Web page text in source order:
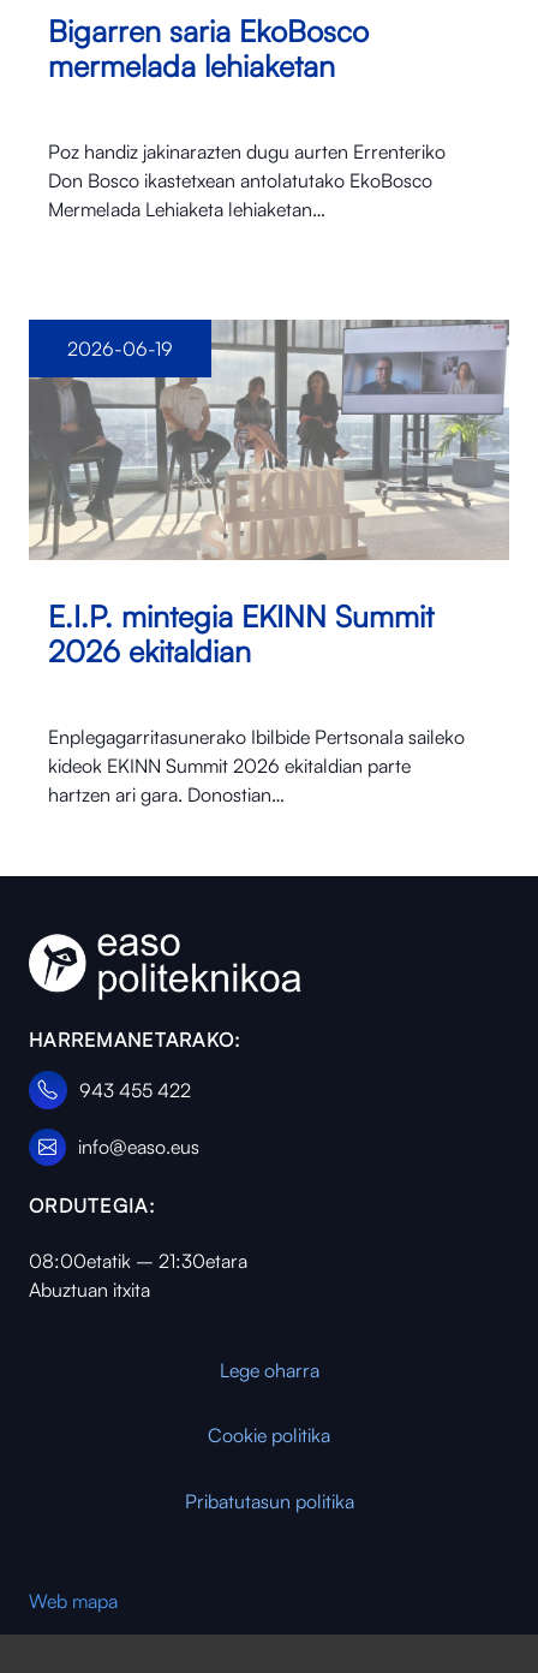
Bigarren saria EkoBosco
mermelada lehiaketan
Poz handiz jakinarazten dugu aurten Errenteriko
Don Bosco ikastetxean antolatutako EkoBosco
Mermelada Lehiaketa lehiaketan…
E.I.P. mintegia EKINN Summit
2026 ekitaldian
Enplegagarritasunerako Ibilbide Pertsonala saileko
kideok EKINN Summit 2026 ekitaldian parte
hartzen ari gara. Donostian…
2026-06-19
HARREMANETARAKO:
943 455 422
info@easo.eus
ORDUTEGIA:
08:00etatik – 21:30etara
Abuztuan itxita
Lege oharra
Cookie politika
Pribatutasun politika
Web mapa